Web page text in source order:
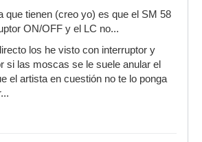
que tienen (creo yo) es que el SM 58
ON/OFF y el LC no...
los he visto con interruptor y
si las moscas se le suele anular el
el artista en cuestión no te lo ponga